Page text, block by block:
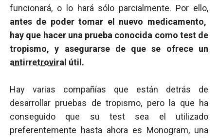
funcionará, o lo hará sólo parcialmente. Por ello,
antes de poder tomar el nuevo medicamento,
hay que hacer una prueba conocida como test de
tropismo, y asegurarse de que se ofrece un
antirretroviral útil.
Hay varias compañías que están detrás de
desarrollar pruebas de tropismo, pero la que ha
conseguido que su test sea el utilizado
preferentemente hasta ahora es Monogram, una